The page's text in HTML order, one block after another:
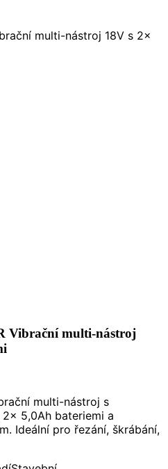
multi-nástroj 18V s 2x
Vibrační multi-nástroj
multi-nástroj s
5,0Ah bateriemi a
Ideální pro řezání, škrábání,